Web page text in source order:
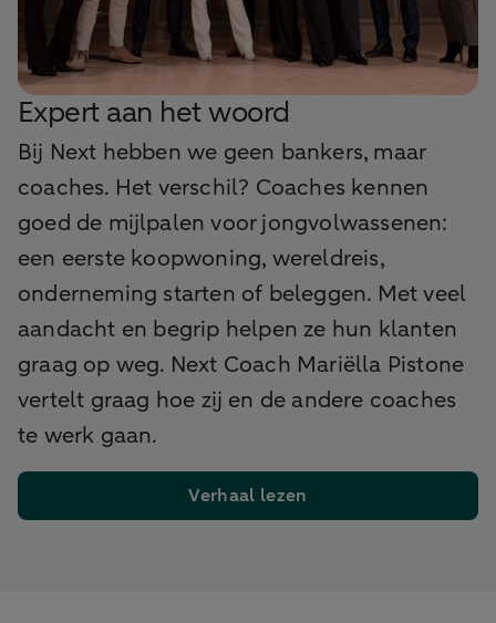
Expert aan het woord
Bij Next hebben we geen bankers, maar
coaches. Het verschil? Coaches kennen
goed de mijlpalen voor jongvolwassenen:
een eerste koopwoning, wereldreis,
onderneming starten of beleggen. Met veel
aandacht en begrip helpen ze hun klanten
graag op weg. Next Coach Mariëlla Pistone
vertelt graag hoe zij en de andere coaches
te werk gaan.
Verhaal lezen